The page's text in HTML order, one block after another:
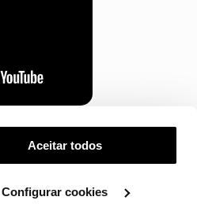
Aceitar todos
Configurar cookies